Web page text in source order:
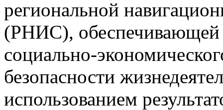
региональной
(РНИС), обеспечивающей
социально-
безопасности
использованием